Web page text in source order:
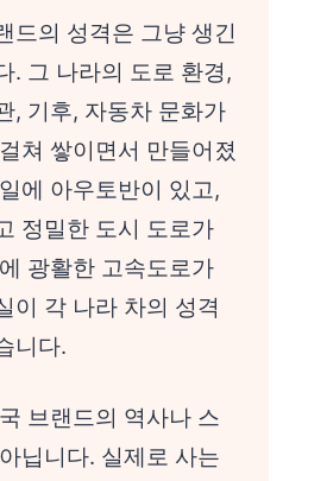
드의 성격은 그냥 생긴
. 그 나라의 도로 환경,
, 기후, 자동차 문화가
쳐 쌓이면서 만들어졌
에 아우토반이 있고,
정밀한 도시 도로가
광활한 고속도로가
이 각 나라 차의 성격
니다.
브랜드의 역사나 스
닙니다. 실제로 사는